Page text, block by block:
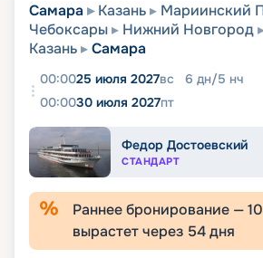
Самара Казань
Мариинский
Чебоксары
Нижний Новгород
Казань
Самара
00:0025 июля 2027вс 6 дн/5 нч
00:0030 июля 2027пт
Федор Достоевский
СТАНДАРТ
Раннее бронирование —10
вырастет через 54дня